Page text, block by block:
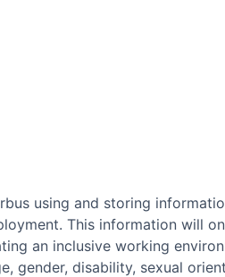
using and storing
This information will
an inclusive working
gender, disability, sexual